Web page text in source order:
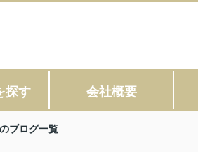
探す 会社概要
ブログ一覧